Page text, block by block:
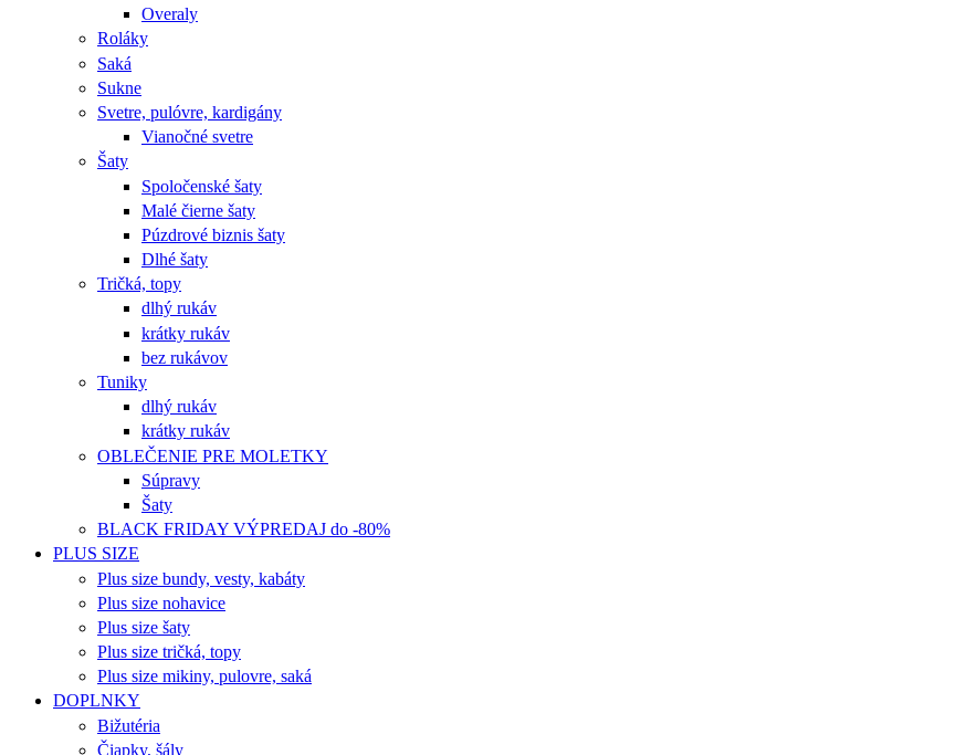
Overaly
Roláky
Saká
Sukne
Svetre, pulóvre, kardigány
Vianočné svetre
Šaty
Spoločenské šaty
Malé čierne šaty
Púzdrové biznis šaty
Dlhé šaty
Tričká, topy
dlhý rukáv
krátky rukáv
bez rukávov
Tuniky
dlhý rukáv
krátky rukáv
OBLEČENIE PRE MOLETKY
Súpravy
Šaty
BLACK FRIDAY VÝPREDAJ do -80%
PLUS SIZE
Plus size bundy, vesty, kabáty
Plus size nohavice
Plus size šaty
Plus size tričká, topy
Plus size mikiny, pulovre, saká
DOPLNKY
Bižutéria
Čiapky, šály